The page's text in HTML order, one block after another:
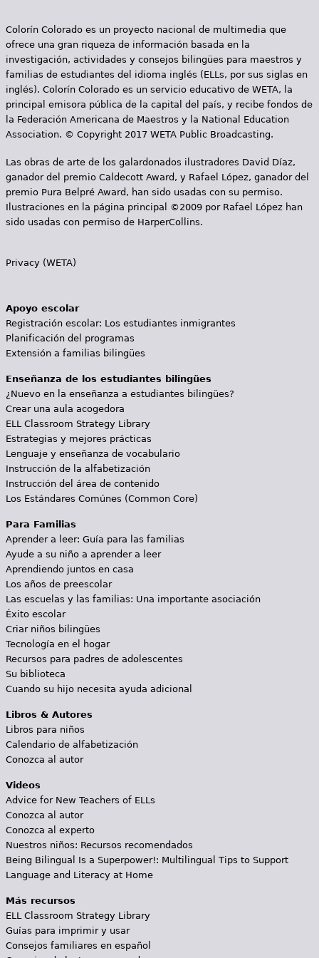
Más recursos
s
t
á
a
q
u
í
Colorín Colorado es un proyecto nacional de multimedia que
ofrece una gran riqueza de información basada en la
investigación, actividades y consejos bilingües para maestros y
familias de estudiantes del idioma inglés (ELLs, por sus siglas en
inglés). Colorín Colorado es un servicio educativo de WETA, la
principal emisora pública de la capital del país, y recibe fondos de
la Federación Americana de Maestros y la National Education
Association. © Copyright 2017 WETA Public Broadcasting.
Las obras de arte de los galardonados ilustradores David Díaz,
ganador del premio Caldecott Award, y Rafael López, ganador del
premio Pura Belpré Award, han sido usadas con su permiso.
Ilustraciones en la página principal ©2009 por Rafael López han
sido usadas con permiso de HarperCollins.
Privacy (WETA)
Apoyo escolar
Registración escolar: Los estudiantes inmigrantes
Planificación del programas
Extensión a familias bilingües
Enseñanza de los estudiantes bilingües
¿Nuevo en la enseñanza a estudiantes bilingües?
Crear una aula acogedora
ELL Classroom Strategy Library
Estrategias y mejores prácticas
Lenguaje y enseñanza de vocabulario
Instrucción de la alfabetización
Instrucción del área de contenido
Los Estándares Comúnes (Common Core)
Para Familias
Aprender a leer: Guía para las familias
Ayude a su niño a aprender a leer
Aprendiendo juntos en casa
Los años de preescolar
Las escuelas y las familias: Una importante asociación
Éxito escolar
Criar niños bilingües
Tecnología en el hogar
Recursos para padres de adolescentes
Su biblioteca
Cuando su hijo necesita ayuda adicional
Libros & Autores
Libros para niños
Calendario de alfabetización
Conozca al autor
Videos
Advice for New Teachers of ELLs
Conozca al autor
Conozca al experto
Nuestros niños: Recursos recomendados
Being Bilingual Is a Superpower!: Multilingual Tips to Support
Language and Literacy at Home
Más recursos
ELL Classroom Strategy Library
Guías para imprimir y usar
Consejos familiares en español